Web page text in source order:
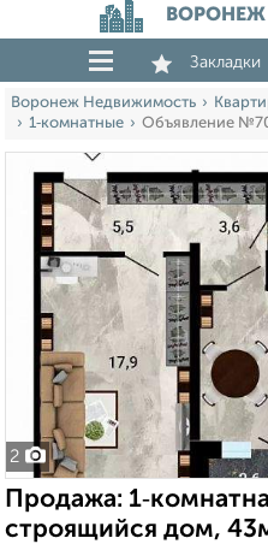
Закладки
Воронеж Недвижимость
1‑комнатные
Объявление
2
Продажа:
строящийся дом,